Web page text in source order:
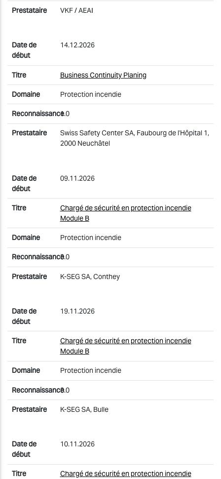
VKF / AEAI
14.12.2026
Business Continuity Planing
Protection incendie
1.0
Swiss Safety Center SA, Faubourg de l'Hôpital 1,
2000 Neuchâtel
09.11.2026
Chargé de sécurité en protection incendie
Module B
Protection incendie
3.0
K-SEG SA, Conthey
19.11.2026
Chargé de sécurité en protection incendie
Module B
Protection incendie
3.0
K-SEG SA, Bulle
10.11.2026
Chargé de sécurité en protection incendie